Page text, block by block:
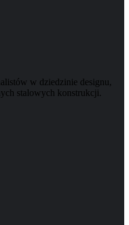
w dziedzinie designu,
stalowych konstrukcji.